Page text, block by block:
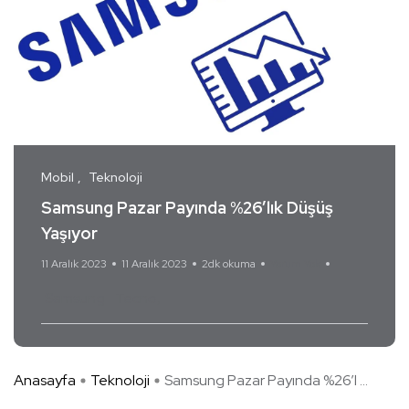
Mobil Teknoloji
Samsung Pazar Payında %26’lık Düşüş
Yaşıyor
11 Aralık 2023 11 Aralık 2023 2dk okuma
Anasayfa Teknoloji Samsung Pazar Payında %26’l ...